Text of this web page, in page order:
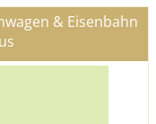
& Eisenbahn